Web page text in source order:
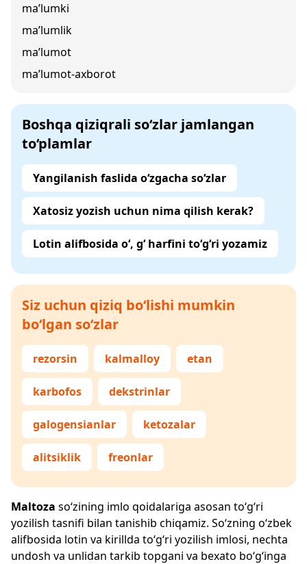
ma’lumki
ma’lumlik
ma’lumot
ma’lumot-axborot
Boshqa qiziqrali so‘zlar jamlangan
to‘plamlar
Yangilanish faslida o‘zgacha so‘zlar
Xatosiz yozish uchun nima qilish kerak?
Lotin alifbosida o‘, g‘ harfini to‘g‘ri yozamiz
Siz uchun qiziq bo‘lishi mumkin
bo‘lgan so‘zlar
rezorsin kalmalloy etan
karbofos dekstrinlar
galogensianlar ketozalar
alitsiklik freonlar
Maltoza so‘zining imlo qoidalariga asosan to‘g‘ri
yozilish tasnifi bilan tanishib chiqamiz. So‘zning o‘zbek
alifbosida lotin va kirillda to‘g‘ri yozilish imlosi, nechta
undosh va unlidan tarkib topgani va bexato bo‘g‘inga